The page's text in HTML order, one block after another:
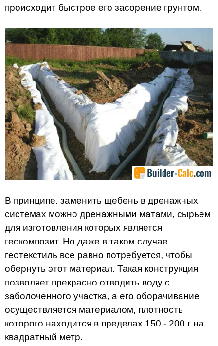
происходит быстрое его засорение грунтом.
В принципе, заменить щебень в дренажных
системах можно дренажными матами, сырьем
для изготовления которых является
геокомпозит. Но даже в таком случае
геотекстиль все равно потребуется, чтобы
обернуть этот материал. Такая конструкция
позволяет прекрасно отводить воду с
заболоченного участка, а его оборачивание
осуществляется материалом, плотность
которого находится в пределах 150 - 200 г на
квадратный метр.